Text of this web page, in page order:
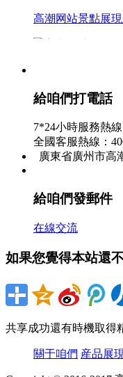
高潮网站景點展
給咱們打電話
7*24小時服務熱線
全國客服熱線：
廣東省廣州市高
給咱們發郵件
在線交流
如果您覺得本站還
共享成功還有時機取得
關于咱們 産品展現